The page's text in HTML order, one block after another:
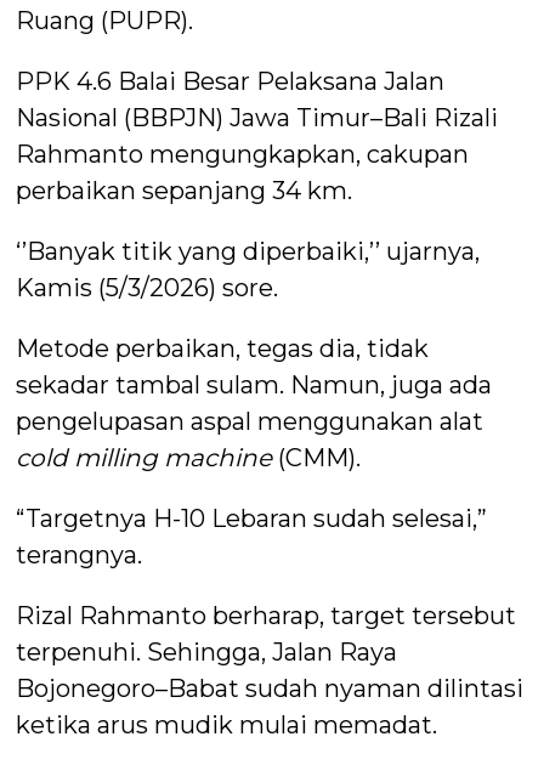
Ruang (PUPR).
PPK 4.6 Balai Besar Pelaksana Jalan
Nasional (BBPJN) Jawa Timur–Bali Rizali
Rahmanto mengungkapkan, cakupan
perbaikan sepanjang 34 km.
‘’Banyak titik yang diperbaiki,’’ ujarnya,
Kamis (5/3/2026) sore.
Metode perbaikan, tegas dia, tidak
sekadar tambal sulam. Namun, juga ada
pengelupasan aspal menggunakan alat
cold milling machine(CMM).
“Targetnya H-10 Lebaran sudah selesai,”
terangnya.
Rizal Rahmanto berharap, target tersebut
terpenuhi. Sehingga, Jalan Raya
Bojonegoro–Babat sudah nyaman dilintasi
ketika arus mudik mulai memadat.